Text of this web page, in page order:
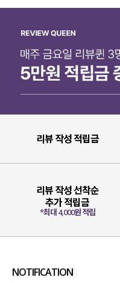
리뷰 작성 적립금
리뷰 작성 선착순
추가 적립금
*최대 4,000원 적립
NOTIFICATION